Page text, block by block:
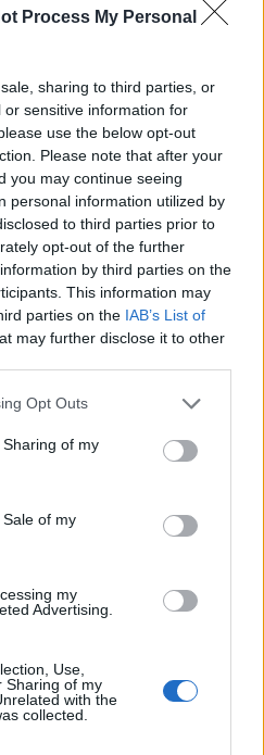
Process My Personal
sharing to third parties, or
sensitive information for
use the below opt-out
Please note that after your
you may continue seeing
personal information utilized by
to third parties prior to
opt-out of the further
by third parties on the
This information may
parties on the IAB’s List of
may further disclose it to other
app uses one or more Google
behaviour. You may click to
and its third-party tags to
purposes in below Google
Opt Outs
of my
of my
my
Advertising.
Use,
Sharing of my
with the
collected.